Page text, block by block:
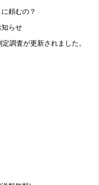
頼むの？
らせ
調査が更新されました。